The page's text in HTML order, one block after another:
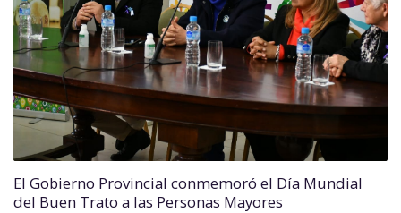
El Gobierno Provincial conmemoró el Día Mundial
del Buen Trato a las Personas Mayores